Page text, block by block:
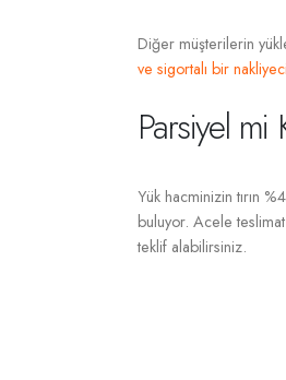
Diğer müşterilerin
ve sigortalı bir nakliyeci
Parsiyel
Yük hacminizin tırın
buluyor. Acele
teklif alabilirsiniz.